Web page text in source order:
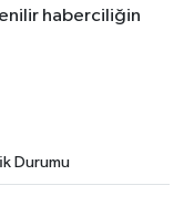
haberciliğin
Durumu